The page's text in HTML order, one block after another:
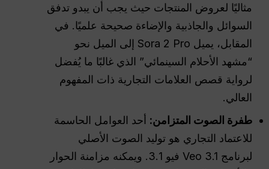
مثاليًا لعروض المنتجات حيث يجب أن يبدو تدفق
السوائل والجاذبية والإضاءة صحيحة علميًا. في
المقابل، يميل Sora 2 Pro إلى الميل نحو
“مشهد الأحلام السينمائي” الذي غالبًا ما يُفضل
لرواية قصص العلامات التجارية ذات المفهوم
العالي.
طفرة الصوت المتزامن: أحد العوامل الحاسمة
للاعتماد التجاري هو توليد الصوت الأصلي
لبرنامج Veo 3.1 فيو 3.1. ويمكنه مزامنة الحوار